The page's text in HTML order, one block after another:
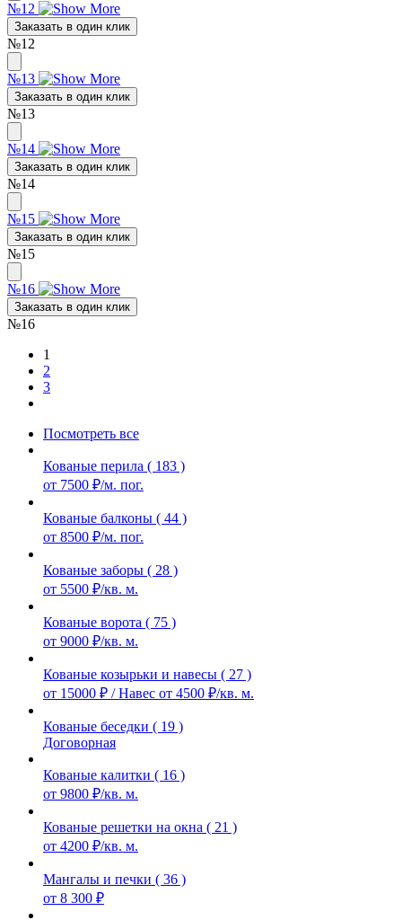
№12
Заказать в один клик
№12
№13
Заказать в один клик
№13
№14
Заказать в один клик
№14
№15
Заказать в один клик
№15
№16
Заказать в один клик
№16
1
2
3
Посмотреть все
Кованые перила ( 183 )
от 7500 ₽/м. пог.
Кованые балконы ( 44 )
от 8500 ₽/м. пог.
Кованые заборы ( 28 )
от 5500 ₽/кв. м.
Кованые ворота ( 75 )
от 9000 ₽/кв. м.
Кованые козырьки и навесы ( 27 )
от 15000 ₽ / Навес от 4500 ₽/кв. м.
Кованые беседки ( 19 )
Договорная
Кованые калитки ( 16 )
от 9800 ₽/кв. м.
Кованые решетки на окна ( 21 )
от 4200 ₽/кв. м.
Мангалы и печки ( 36 )
от 8 300 ₽